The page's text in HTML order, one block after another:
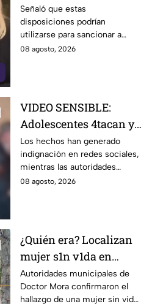
riesgos de los nuevos
lineamientos para la
libertad de expresión
Señaló que estas
disposiciones podrían
utilizarse para sancionar a
medios y periodistas críticos
08 agosto, 2026
VIDEO SENSIBLE:
Adolescentes 4tacan y
quem4n a un abuelito
dentro de su casa
Los hechos han generado
indignación en redes sociales,
mientras las autoridades
investigan las circunstancias
08 agosto, 2026
¿Quién era? Localizan
mujer s1n v1da en
pleno centro histórico;
esto se sabe
Autoridades municipales de
Doctor Mora confirmaron el
hallazgo de una mujer sin vida